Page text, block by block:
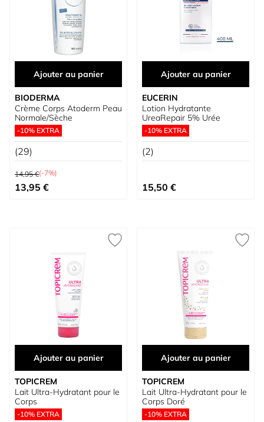
Ajouter au panier
BIODERMA
Crème Corps Atoderm Peau
Normale/Sèche
-10% EXTRA
(29)
Prix normal
14,95 €(-7%)
Prix spécial
13,95 €
Ajouter au panier
EUCERIN
Lotion Hydratante
UreaRepair 5% Urée
-10% EXTRA
(2)
15,50 €
Ajouter au panier
TOPICREM
Lait Ultra-Hydratant pour le
Corps
-10% EXTRA
Ajouter au panier
TOPICREM
Lait Ultra-Hydratant pour le
Corps Doré
-10% EXTRA